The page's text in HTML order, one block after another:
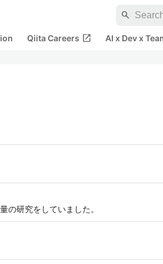
search
Qiita Careers open_in_new AI x Dev x
の研究をしていました。